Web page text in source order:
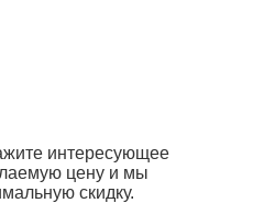
интересующее
цену и мы
скидку.